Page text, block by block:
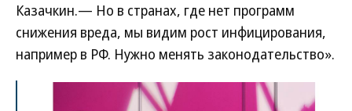
Казачкин.— Но в странах, где нет программ
снижения вреда, мы видим рост инфицирования,
например в РФ. Нужно менять законодательство».